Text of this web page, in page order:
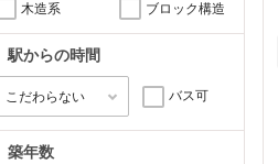
木造系 ブロック構造
駅からの時間
バス可
築年数